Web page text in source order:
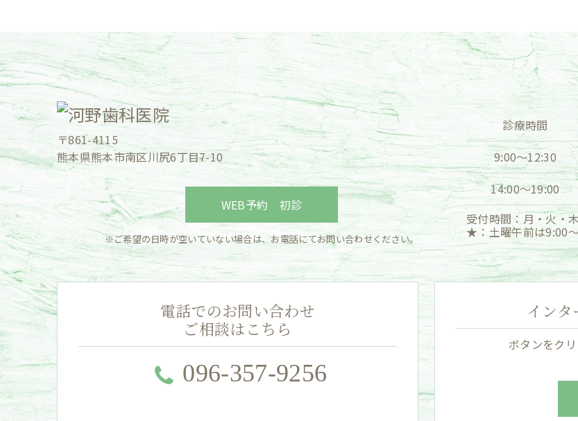
〒861-4115
熊本県熊本市南区川尻6丁目7-10
WEB予約 初診
※ご希望の日時が空いていない場合は、お電話にてお問い合わせください。
診療時間
9:00〜12:30
14:00〜19:00
受付時間：月・火・
★：土曜午前は9:00
電話でのお問い合わせ
ご相談はこちら
096-357-9256
イン
ボタンをク